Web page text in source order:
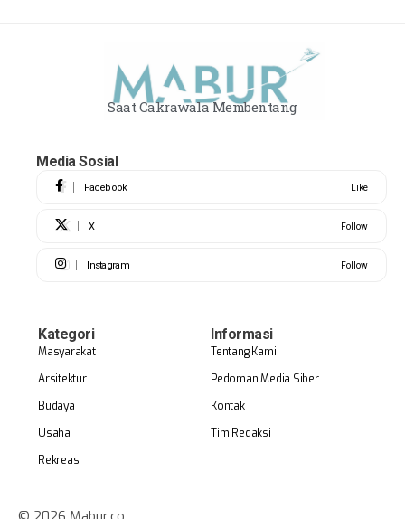
Saat Cakrawala Membentang
Media Sosial
Facebook Like
X Follow
Instagram Follow
Kategori
Masyarakat
Arsitektur
Budaya
Usaha
Rekreasi
Informasi
Tentang Kami
Pedoman Media Siber
Kontak
Tim Redaksi